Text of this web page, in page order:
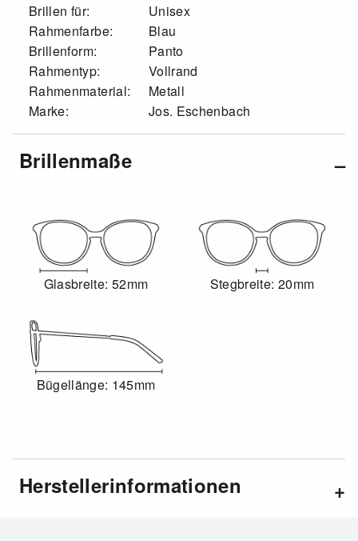
Brillen für:
Unisex
Rahmenfarbe:
Blau
Brillenform:
Panto
Rahmentyp:
Vollrand
Rahmenmaterial:
Metall
Marke:
Jos. Eschenbach
Brillenmaße
Glasbreite: 52mm Stegbreite: 20mm
Bügellänge: 145mm
Herstellerinformationen